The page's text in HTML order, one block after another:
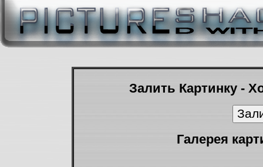
Залить Картинку -
Галерея